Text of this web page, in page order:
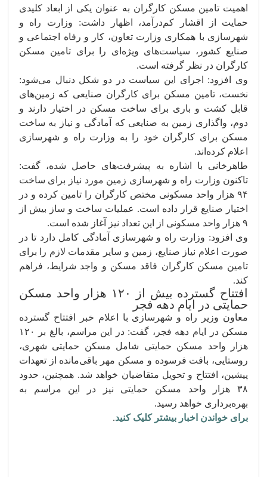
اهمیت تامین مسکن کارگران به عنوان یکی از ابعاد کلیدی
حمایت از اقشار کم‌درآمد، اظهار داشت: وزارت راه و
شهرسازی با همکاری وزارت تعاون، کار و رفاه اجتماعی و
صنایع کشور، سیاست‌های ویژه‌ای را برای تامین مسکن
کارگران در نظر گرفته است.
وی افزود: اجرای این سیاست در دو شکل دنبال می‌شود:
نخست، تامین مسکن برای کارگران صنایعی که زمین‌های
قابل کشت و باری برای ساخت مسکن در اختیار دارند و
دوم، واگذاری زمین به صنایعی که آمادگی و نیاز به ساخت
مسکن برای کارگران خود را به وزارت راه و شهرسازی
اعلام کرده‌اند.
طاهرخانی با اشاره به پیشرفت‌های حاصل شده، گفت:
تاکنون وزارت راه و شهرسازی زمین مورد نیاز برای ساخت
۹۴ هزار واحد مسکونی مختص کارگران را تامین کرده و در
اختیار صنایع قرار داده است. عملیات ساخت و ساز بیش از
۹ هزار واحد مسکونی از این تعداد نیز آغاز شده است.
وی افزود: وزارت راه و شهرسازی آمادگی کامل دارد تا در
صورت اعلام نیاز صنایع، زمین و سایر مقدمات لازم را برای
تامین مسکن کارگران فاقد مسکن و واجد شرایط، فراهم
کند.
افتتاح گسترده بیش از ۱۲۰ هزار واحد مسکن
حمایتی در ایام دهه فجر
معاون وزیر راه و شهرسازی با اعلام خبر افتتاح گسترده
مسکن در ایام دهه فجر، گفت: در این مراسم، بالغ بر ۱۲۰
هزار واحد مسکن حمایتی شامل مسکن حمایتی شهری،
روستایی، بافت فرسوده و مسکن مهر باقی‌مانده از تعهدات
پیشین، افتتاح و تحویل متقاضیان خواهد شد. همچنین، حدود
۳۸ هزار واحد مسکن حمایتی نیز در این مراسم به
بهره‌برداری خواهد رسید.
برای خواندن اخبار بیشتر کلیک کنید.